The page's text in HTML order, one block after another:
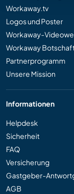
Workaway.tv
Logos und Poster
Workaway-
Workaway
Partnerprogramm
Unsere Mission
Informationen
Helpdesk
Sicherheit
FAQ
Versicherung
Gastgeber-
AGB